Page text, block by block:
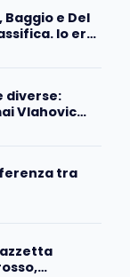
e Del
Io ero
diverse:
Vlahovic
tra